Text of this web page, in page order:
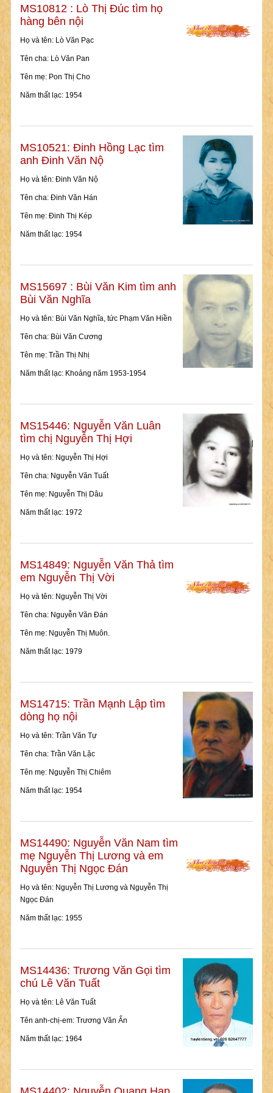
MS10812 : Lò Thị Đúc tìm họ
hàng bên nội
Họ và tên: Lò Văn Pạc
Tên cha: Lò Văn Pan
Tên mẹ: Pon Thị Cho
Năm thất lạc: 1954
MS10521: Đinh Hồng Lạc tìm
anh Đinh Văn Nộ
Họ và tên: Đinh Văn Nộ
Tên cha: Đinh Văn Hán
Tên mẹ: Đinh Thị Kép
Năm thất lạc: 1954
MS15697 : Bùi Văn Kim tìm anh
Bùi Văn Nghĩa
Họ và tên: Bùi Văn Nghĩa, tức Phạm Văn Hiền
Tên cha: Bùi Văn Cương
Tên mẹ: Trần Thị Nhị
Năm thất lạc: Khoảng năm 1953-1954
MS15446: Nguyễn Văn Luân
tìm chị Nguyễn Thị Hợi
Họ và tên: Nguyễn Thị Hợi
Tên cha: Nguyễn Văn Tuất
Tên mẹ: Nguyễn Thị Dâu
Năm thất lạc: 1972
MS14849: Nguyễn Văn Thả tìm
em Nguyễn Thị Vời
Họ và tên: Nguyễn Thị Vời
Tên cha: Nguyễn Văn Đán
Tên mẹ: Nguyễn Thị Muôn.
Năm thất lạc: 1979
MS14715: Trần Mạnh Lập tìm
dòng họ nội
Họ và tên: Trần Văn Tự
Tên cha: Trần Văn Lặc
Tên mẹ: Nguyễn Thị Chiêm
Năm thất lạc: 1954
MS14490: Nguyễn Văn Nam tìm
mẹ Nguyễn Thị Lương và em
Nguyễn Thị Ngọc Đán
Họ và tên: Nguyễn Thị Lương và Nguyễn Thị
Ngọc Đán
Năm thất lạc: 1955
MS14436: Trương Văn Gọi tìm
chú Lê Văn Tuất
Họ và tên: Lê Văn Tuất
Tên anh-chị-em: Trương Văn Ẩn
Năm thất lạc: 1964